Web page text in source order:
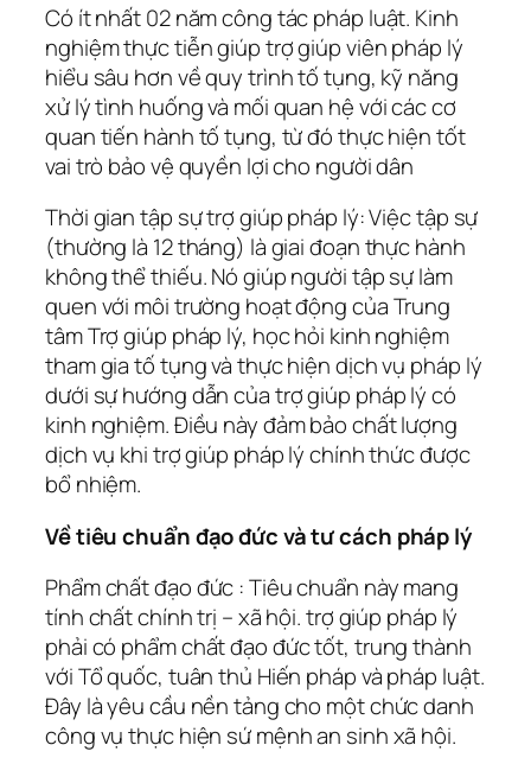
Có ít nhất 02 năm công tác pháp luật. Kinh
nghiệm thực tiễn giúp trợ giúp viên pháp lý
hiểu sâu hơn về quy trình tố tụng, kỹ năng
xử lý tình huống và mối quan hệ với các cơ
quan tiến hành tố tụng, từ đó thực hiện tốt
vai trò bảo vệ quyền lợi cho người dân
Thời gian tập sự trợ giúp pháp lý: Việc tập sự
(thường là 12 tháng) là giai đoạn thực hành
không thể thiếu. Nó giúp người tập sự làm
quen với môi trường hoạt động của Trung
tâm Trợ giúp pháp lý, học hỏi kinh nghiệm
tham gia tố tụng và thực hiện dịch vụ pháp lý
dưới sự hướng dẫn của trợ giúp pháp lý có
kinh nghiệm. Điều này đảm bảo chất lượng
dịch vụ khi trợ giúp pháp lý chính thức được
bổ nhiệm.
Về tiêu chuẩn đạo đức và tư cách pháp lý
Phẩm chất đạo đức : Tiêu chuẩn này mang
tính chất chính trị – xã hội. trợ giúp pháp lý
phải có phẩm chất đạo đức tốt, trung thành
với Tổ quốc, tuân thủ Hiến pháp và pháp luật.
Đây là yêu cầu nền tảng cho một chức danh
công vụ thực hiện sứ mệnh an sinh xã hội.